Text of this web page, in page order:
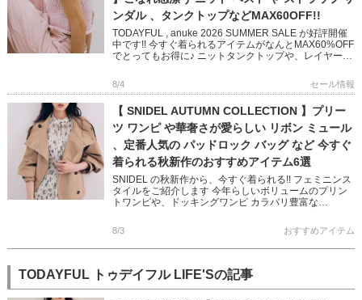
ンダル 、タンクトップなどMAX60OFF!!
TODAYFUL , anuke 2026 SUMMER SALE が好評開催
中です!! 今すぐ着られるアイテムがなんとMAX60%OFF
でとってもお得に♪ ニットタンクトップや、レイヤード
8/4 セール情報
【 SNIDEL AUTUMN COLLECTION 】プリー
ツ ワンピ や華奢さが愛らしい リボン ミュール
、定番人気の パッドロック バッグ など 今すぐ
着られる秋新作のおすすめアイテム6選
SNIDEL の秋新作から、今すぐ着られる!! フェミニンス
タイルをご紹介します 今年らしいボリュームのプリン
トワンピや、ドッキングワンピ カラバリ豊富な
フェミニン […]
8/3 おすすめアイテム
TODAYFUL トゥデイフル LIFE'Sの記事